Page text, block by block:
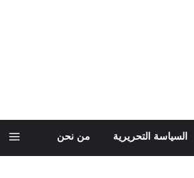
السياسة التحريرية من نحن